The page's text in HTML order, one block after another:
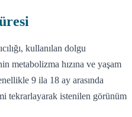
kullanılan dolgu
metabolizma hızına ve yaşam
9 ila 18 ay arasında
tekrarlayarak istenilen görünüm